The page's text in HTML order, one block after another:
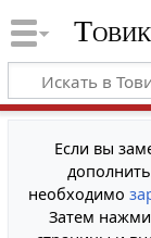
Если вы
необходимо
Затем